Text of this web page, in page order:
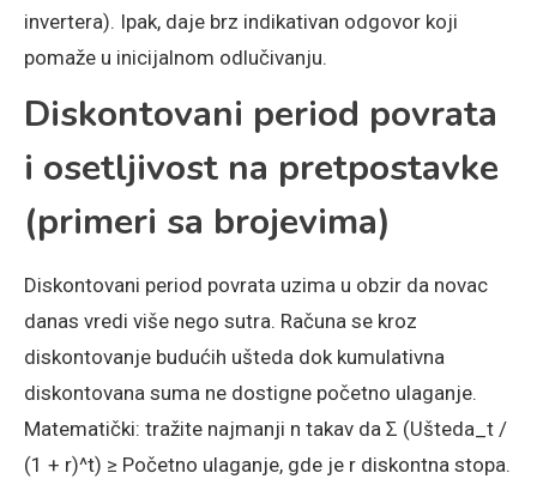
invertera). Ipak, daje brz indikativan odgovor koji
pomaže u inicijalnom odlučivanju.
Diskontovani period povrata
i osetljivost na pretpostavke
(primeri sa brojevima)
Diskontovani period povrata uzima u obzir da novac
danas vredi više nego sutra. Računa se kroz
diskontovanje budućih ušteda dok kumulativna
diskontovana suma ne dostigne početno ulaganje.
Matematički: tražite najmanji n takav da Σ (Ušteda_t /
(1 + r)^t) ≥ Početno ulaganje, gde je r diskontna stopa.